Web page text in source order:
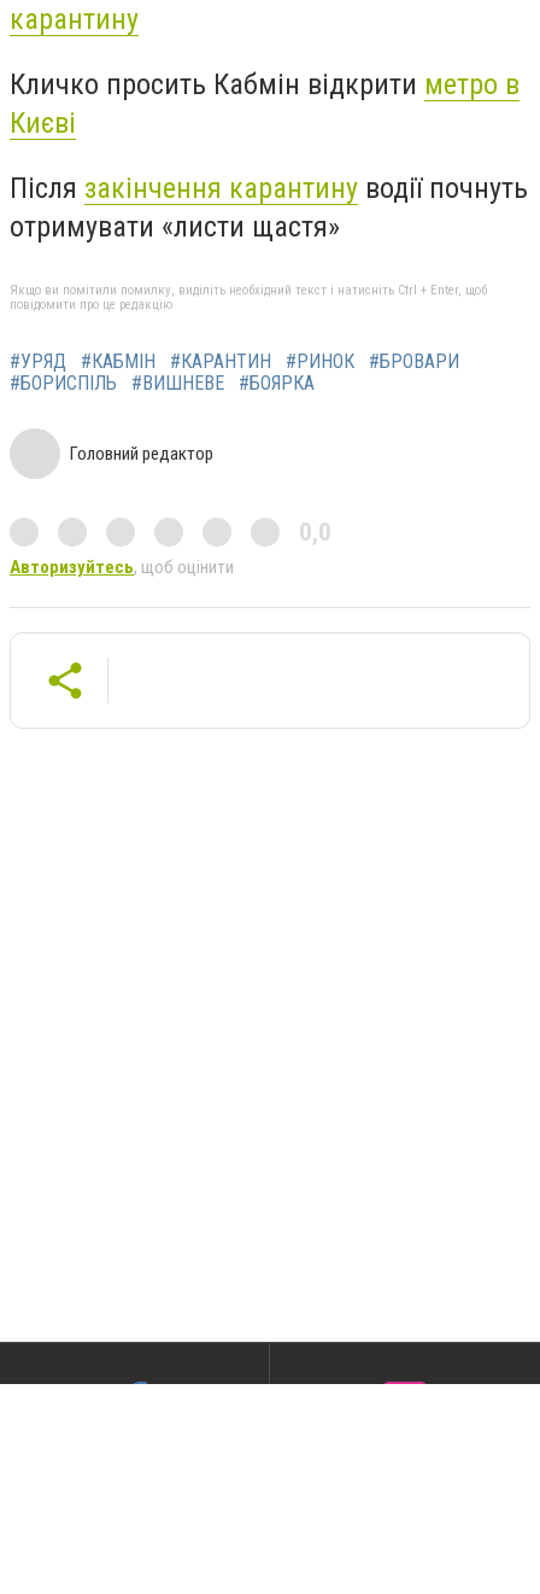
карантину
Кличко просить Кабмін відкрити метро в
Києві
Після закінчення карантину водії почнуть
отримувати «листи щастя»
Якщо ви помітили помилку, виділіть необхідний текст і натисніть Ctrl + Enter, щоб
повідомити про це редакцію
#УРЯД #КАБМІН #КАРАНТИН #РИНОК
#БРОВАРИ
#БОРИСПІЛЬ
#ВИШНЕВЕ #БОЯРКА
Головний редактор
0,0
Авторизуйтесь, щоб оцінити